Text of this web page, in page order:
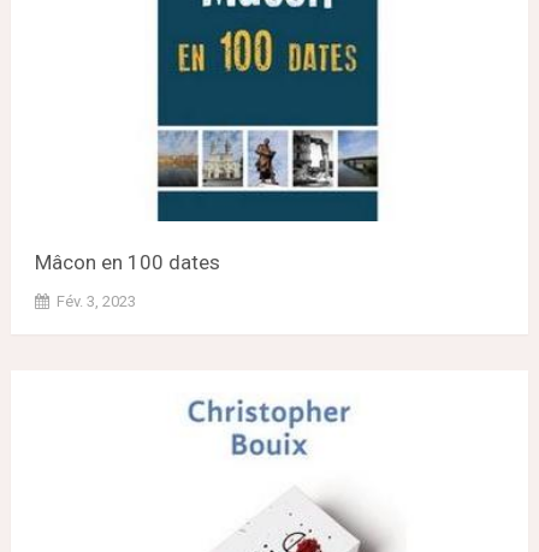
Mâcon en 100 dates
Fév. 3, 2023